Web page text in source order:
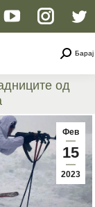
YouTube
opens
in
new
window
page
opens
in
new
window
Барај
од
Фев
15
2023